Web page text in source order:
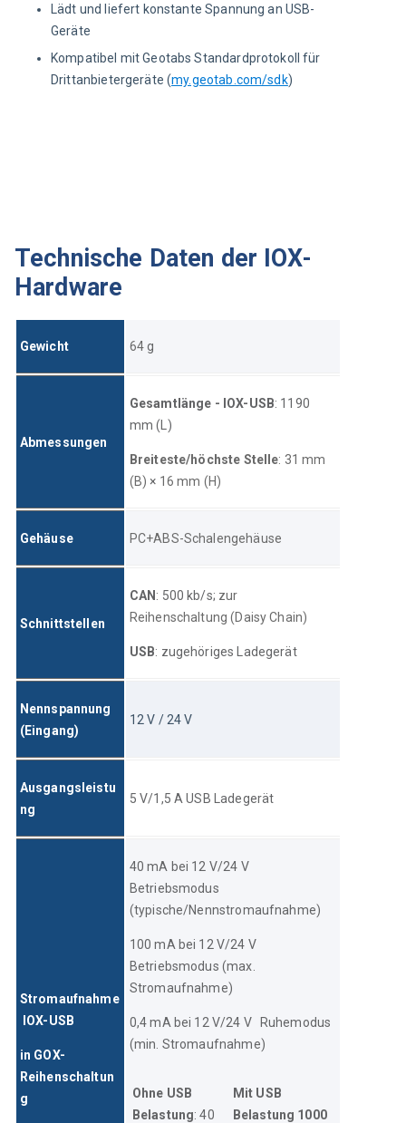
Lädt und liefert konstante Spannung an USB-
Geräte
Kompatibel mit Geotabs Standardprotokoll für
Drittanbietergeräte (my.geotab.com/sdk)
Technische Daten der IOX-
Hardware
Gewicht 64 g
Abmessungen
Gesamtlänge - IOX-USB: 1190
mm (L)
Breiteste/höchste Stelle: 31 mm
(B) × 16 mm (H)
Gehäuse PC+ABS-Schalengehäuse
Schnittstellen
CAN : 500 kb/s; zur
Reihenschaltung (Daisy Chain)
USB: zugehöriges Ladegerät
Nennspannung
(Eingang)
12 V / 24 V
Ausgangsleistu
ng
5 V/1,5 A USB Ladegerät
Stromaufnahme
IOX-USB
in GOX-
Reihenschaltun
g
40 mA bei 12 V/24 V
Betriebsmodus
(typische/Nennstromaufnahme)
100 mA bei 12 V/24 V
Betriebsmodus (max.
Stromaufnahme)
0,4 mA bei 12 V/24 V	Ruhemodus
(min. Stromaufnahme)
Ohne USB
Belastung: 40
Mit USB
Belastung 1000